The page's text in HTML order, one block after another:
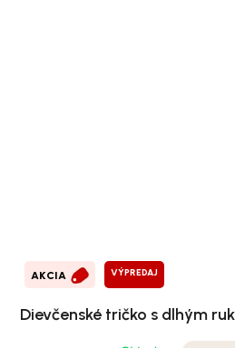
AKCIA VÝPREDAJ
Dievčenské tričko s dlhým